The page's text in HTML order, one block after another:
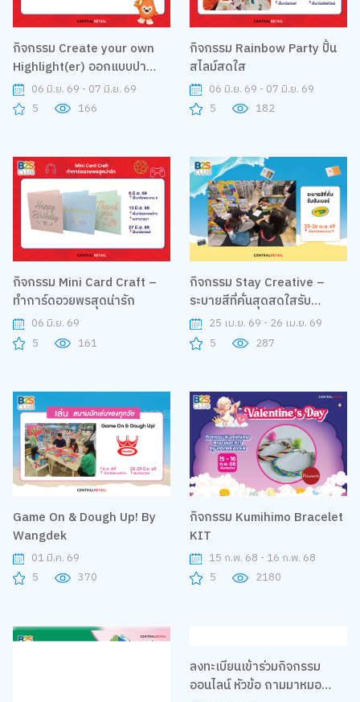
กิจกรรม Create your own
Highlight(er) ออกแบบปา
กกาไฮไลต์คุณ
06 มิ.ย. 69 - 07 มิ.ย. 69
5
166
กิจกรรม Rainbow Party ปั้น
สไลม์สดใส
06 มิ.ย. 69 - 07 มิ.ย. 69
5
182
กิจกรรม Mini Card Craft –
ทำการ์ดอวยพรสุดน่ารัก
06 มิ.ย. 69
5
161
กิจกรรม Stay Creative –
ระบายสีที่คั่นสุดสดใสรับ
ซัมเมอร์ By Crayola
25 เม.ย. 69 - 26 เม.ย. 69
5
287
Game On & Dough Up! By
Wangdek
01 มี.ค. 69
5
370
กิจกรรม Kumihimo Bracelet
KIT
15 ก.พ. 68 - 16 ก.พ. 68
5
2180